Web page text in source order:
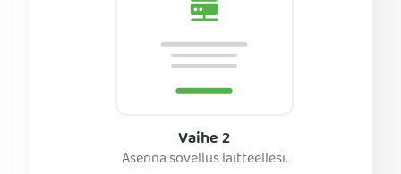
Vaihe 2
Asenna sovellus laitteellesi.